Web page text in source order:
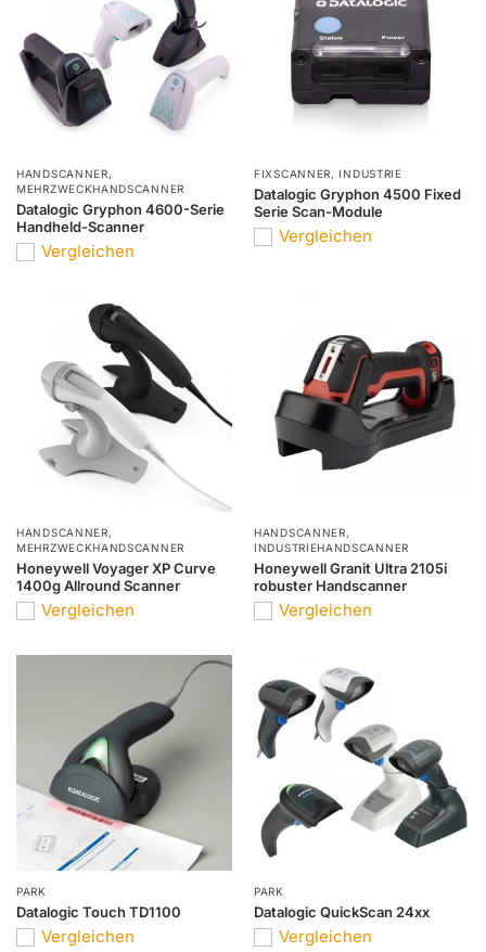
HANDSCANNER,
MEHRZWECKHANDSCANNER
Datalogic Gryphon 4600-Serie
Handheld-Scanner
Vergleichen
FIXSCANNER,INDUSTRIE
Datalogic Gryphon 4500 Fixed
Serie Scan-Module
Vergleichen
HANDSCANNER,
MEHRZWECKHANDSCANNER
Honeywell Voyager XP Curve
1400g Allround Scanner
Vergleichen
HANDSCANNER,
INDUSTRIEHANDSCANNER
Honeywell Granit Ultra 2105i
robuster Handscanner
Vergleichen
PARK
Datalogic Touch TD1100
Vergleichen
PARK
Datalogic QuickScan 24xx
Vergleichen